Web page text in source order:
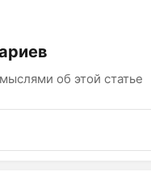
об этой статье